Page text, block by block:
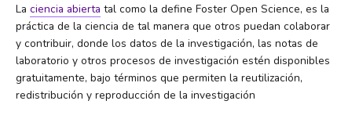
La ciencia abierta tal como la define Foster Open Science, es la
práctica de la ciencia de tal manera que otros puedan colaborar
y contribuir, donde los datos de la investigación, las notas de
laboratorio y otros procesos de investigación estén disponibles
gratuitamente, bajo términos que permiten la reutilización,
redistribución y reproducción de la investigación